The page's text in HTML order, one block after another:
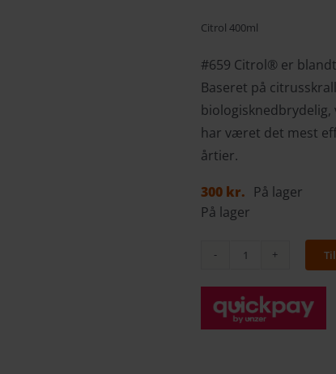
Citrol 400ml
#659 Citrol® er
Baseret på
har været det mest
årtier.
300 kr. På lager
På lager
Citrol
400ml
antal